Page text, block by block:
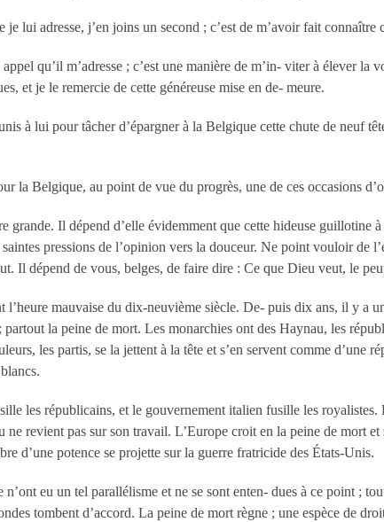
je lui adresse, j’en joins un second ; c’est de m’avoir fait
qu’il m’adresse ; c’est une manière de m’in- viter à élever
et je le remercie de cette généreuse mise en de- meure.
à lui pour tâcher d’épargner à la Belgique cette chute de neuf
la Belgique, au point de vue du progrès, une de ces occasions
grande. Il dépend d’elle évidemment que cette hideuse
saintes pressions de l’opinion vers la douceur. Ne point vouloir de
Il dépend de vous, belges, de faire dire : Ce que Dieu veut, le
l’heure mauvaise du dix-neuvième siècle. De- puis dix ans, il y a
la peine de mort. Les monarchies ont des Haynau, les
les partis, se la jettent à la tête et s’en servent comme d’une
les républicains, et le gouvernement italien fusille les
ne revient pas sur son travail. L’Europe croit en la peine de mort
d’une potence se projette sur la guerre fratricide des États-Unis.
n’ont eu un tel parallélisme et ne se sont enten- dues à ce point ;
tombent d’accord. La peine de mort règne ; une espèce de